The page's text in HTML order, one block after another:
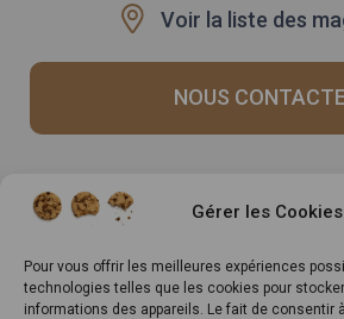
Gérer les Cookies
Pour vous offrir les meilleures expériences
technologies telles que les cookies pour
informations des appareils. Le fait de consentir
Voir la liste des
NOUS
Recrutement
Rappels produits